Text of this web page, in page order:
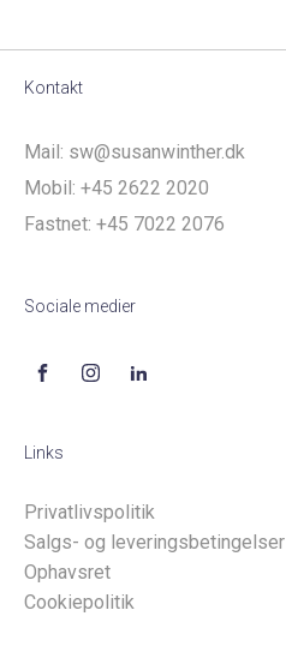
Kontakt
Mail: sw@susanwinther.dk
Mobil: +45 2622 2020
Fastnet: +45 7022 2076
Sociale medier
Links
Privatlivspolitik
Salgs- og leveringsbetingelser
Ophavsret
Cookiepolitik